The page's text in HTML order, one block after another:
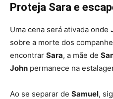
Proteja Sara e
Uma cena será ativada onde
sobre a morte dos
encontrar Sara, a mãe de
John permanece na
Ao se separar de Samuel,